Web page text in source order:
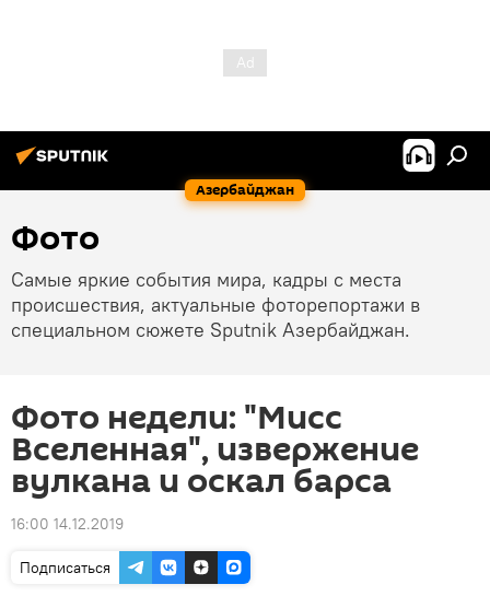
Азербайджан
Фото
Самые яркие события мира, кадры с места
происшествия, актуальные фоторепортажи в
специальном сюжете Sputnik Азербайджан.
Фото недели: "Мисс
Вселенная", извержение
вулкана и оскал барса
16:00 14.12.2019
Подписаться